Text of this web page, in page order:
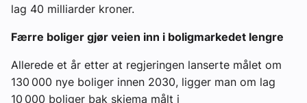
lag 40 milliarder kroner.
Færre boliger gjør veien inn i boligmarkedet lengre
Allerede et år etter at regjeringen lanserte målet om
130 000 nye boliger innen 2030, ligger man om lag
10 000 boliger bak skjema målt i